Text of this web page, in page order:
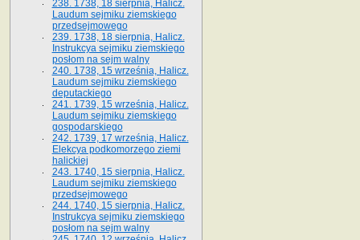
238. 1738, 18 sierpnia, Halicz.
Laudum sejmiku ziemskiego
przedsejmowego
239. 1738, 18 sierpnia, Halicz.
Instrukcya sejmiku ziemskiego
posłom na sejm walny
240. 1738, 15 września, Halicz.
Laudum sejmiku ziemskiego
deputackiego
241. 1739, 15 września, Halicz.
Laudum sejmiku ziemskiego
gospodarskiego
242. 1739, 17 września, Halicz.
Elekcya podkomorzego ziemi
halickiej
243. 1740, 15 sierpnia, Halicz.
Laudum sejmiku ziemskiego
przedsejmowego
244. 1740, 15 sierpnia, Halicz.
Instrukcya sejmiku ziemskiego
posłom na sejm walny